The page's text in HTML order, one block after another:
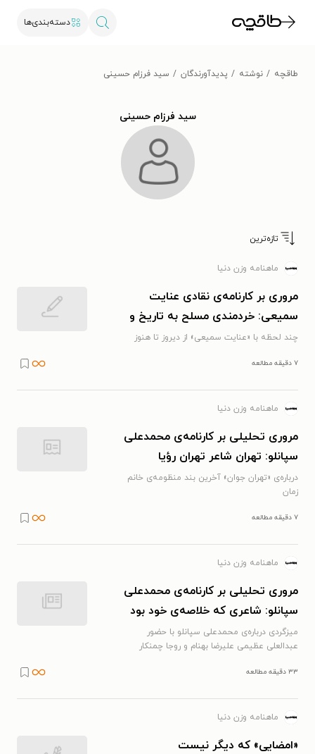
دسته‌بندی‌ها
طاقچه نوشته پدیدآورندگان سید فرزام حسینی
سید فرزام حسینی
تازه‌ترین
ماهنامه وزن دنیا
مروری بر کارنامه‌ی نقادی عنایت
سمیعی: خردمندی مسلح به تاریخ و
معاصر ما
چند لحظه با «عنایت سمیعی» از دیروز تا هنوز
۷ دقیقه مطالعه
ماهنامه وزن دنیا
مروری تحلیلی بر کارنامه‌ی محمدعلی
سپانلو:‌ تهران شاعر تهران رؤیا
درباره‌ی «تهران جوان» آخرین بند منظومه‌ی خانم
زمان
۷ دقیقه مطالعه
ماهنامه وزن دنیا
مروری تحلیلی بر کارنامه‌ی محمدعلی
سپانلو:‌ شاعری که خلاصه‌ی خود بود
میزگردی درباره‌ی محمدعلی سپانلو با حضور
عبدالعلی عظیمی علیرضا بهنام و روجا چمنکار
۳۳ دقیقه مطالعه
ماهنامه وزن دنیا
«امضایی» که دیگر نیست